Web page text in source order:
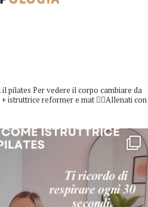
il pilates Per vedere il corpo cambiare da
istruttrice reformer e mat 👇🏻Allenati con